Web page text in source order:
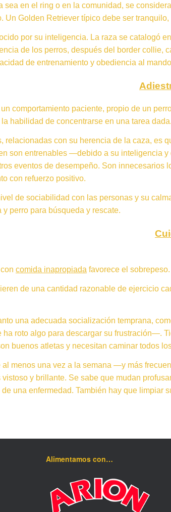
sea en el ring o en la comunidad, se
Un Golden Retriever típico debe ser
por su inteligencia. La raza se
de los perros, después del border collie,
de entrenamiento y obediencia al
comportamiento paciente, propio de un
habilidad de concentrarse en una tarea
relacionadas con su herencia de la caza, es
son entrenables —debido a su inteligencia
eventos de desempeño. Son
con refuerzo positivo.
de sociabilidad con las personas y su
perro para búsqueda y rescate.
comida inapropiada favorece el sobrepeso.
de una cantidad razonable de ejercicio
una adecuada socialización temprana,
ha roto algo para descargar su frustración—.
buenos atletas y necesitan caminar todos
menos una vez a la semana —y más
y brillante. Se sabe que mudan
una enfermedad. También hay que
Alimentamos con…